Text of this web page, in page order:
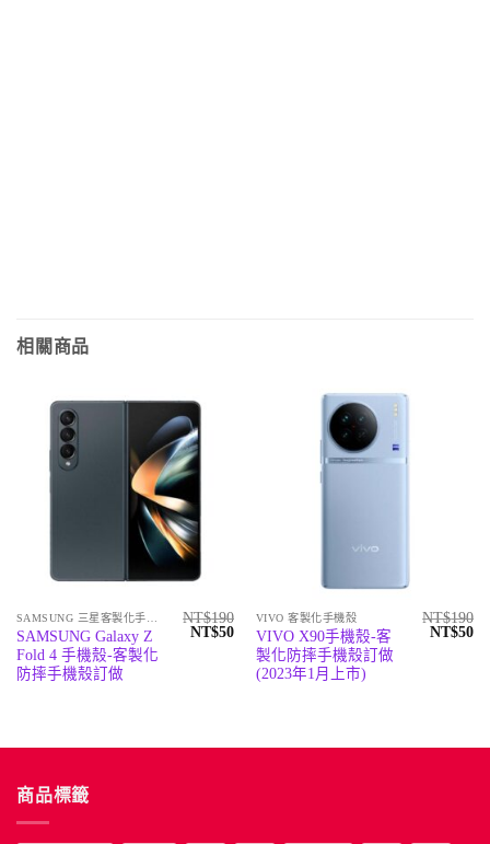
相關商品
SAMSUNG Galaxy Z
Fold 4 手機殼-客製化
防摔手機殼訂做
NT$190
原
NT$50目
格：
NT$50。
VIVO 客製化手機殼
VIVO X90手機殼-客
製化防摔手機殼訂做
(2023年1月上市)
NT$190
原
NT$50目
商品標籤